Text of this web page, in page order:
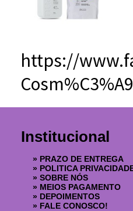
https://
Institucional
» PRAZO DE ENTREGA
» POLITICA
» SOBRE NÓS
» MEIOS PAGAMENTO
» DEPOIMENTOS
» FALE CONOSCO!